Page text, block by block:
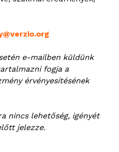
e-mailben küldünk
fogja a
érvényesítésének
nincs lehetőség, igényét
jelezze.